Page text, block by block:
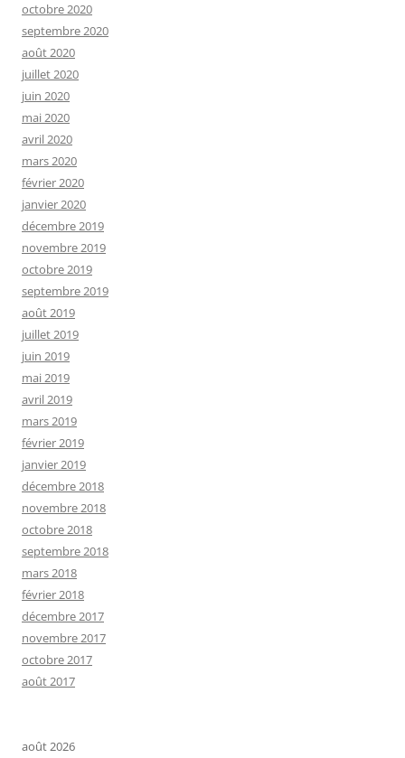
octobre 2020
septembre 2020
août 2020
juillet 2020
juin 2020
mai 2020
avril 2020
mars 2020
février 2020
janvier 2020
décembre 2019
novembre 2019
octobre 2019
septembre 2019
août 2019
juillet 2019
juin 2019
mai 2019
avril 2019
mars 2019
février 2019
janvier 2019
décembre 2018
novembre 2018
octobre 2018
septembre 2018
mars 2018
février 2018
décembre 2017
novembre 2017
octobre 2017
août 2017
août 2026